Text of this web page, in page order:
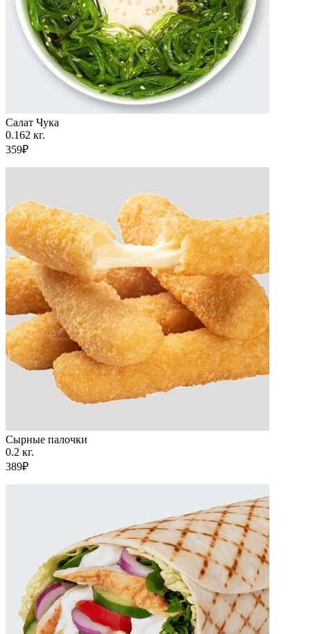
Салат Чука
0.162 кг.
359₽
Сырные палочки
0.2 кг.
389₽